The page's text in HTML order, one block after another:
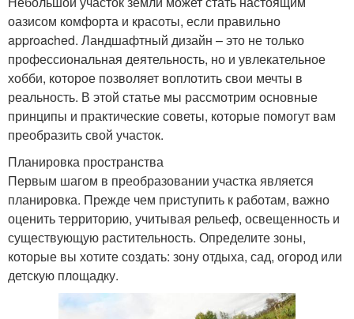
оазисом комфорта и красоты, если правильно
approached. Ландшафтный дизайн – это не только
профессиональная деятельность, но и увлекательное
хобби, которое позволяет воплотить свои мечты в
реальность. В этой статье мы рассмотрим основные
принципы и практические советы, которые помогут вам
преобразить свой участок.
Планировка пространства
Первым шагом в преобразовании участка является
планировка. Прежде чем приступить к работам, важно
оценить территорию, учитывая рельеф, освещенность и
существующую растительность. Определите зоны,
которые вы хотите создать: зону отдыха, сад, огород или
детскую площадку.